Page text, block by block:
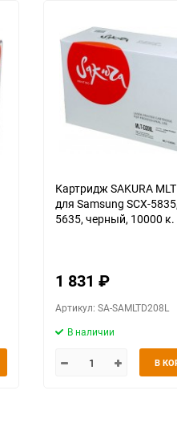
Картридж SAKURA
для Samsung SCX-
5635, черный, 10000 к.
1 831 ₽
Артикул: SA-SAMLTD208L
В наличии
В